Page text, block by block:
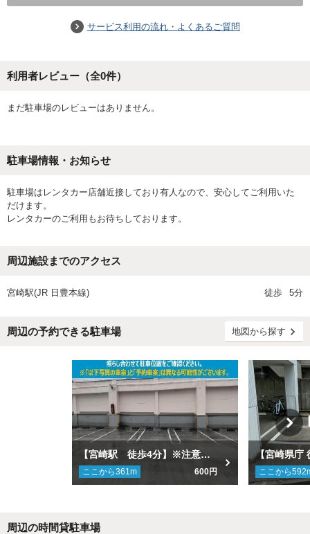
サービス利用の流れ・よくあるご質問
利用者レビュー（全0件）
まだ駐車場のレビューはありません。
駐車場情報・お知らせ
駐車場はレンタカー店舗近接しており有人なので、安心してご利用いた
だけます。
レンタカーのご利用もお待ちしております。
周辺施設までのアクセス
宮崎駅(JR 日豊本線) 徒歩 5分
周辺の予約できる駐車場 地図から探す
【宮崎駅 徒歩4分】※注意事項を必ずお読みください※マンスリーモナコパレス1000宮崎駅前店駐車場
ここから361m 600円 ここから592
周辺の時間貸駐車場